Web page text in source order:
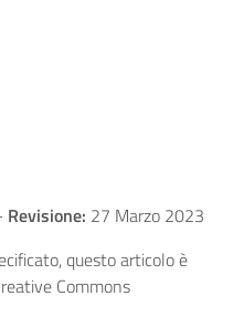
Revisione: 27 Marzo 2023
questo articolo è
Commons